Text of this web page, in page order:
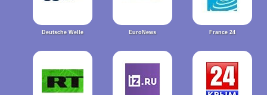
Deutsche Welle EuroNews France 24